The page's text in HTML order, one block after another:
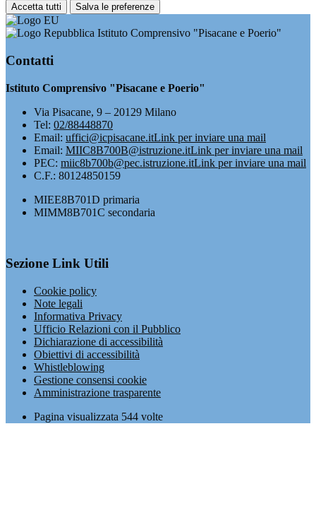
Accetta tutti Salva le preferenze
Istituto Comprensivo "Pisacane e Poerio"
Contatti
Istituto Comprensivo "Pisacane e Poerio"
Via Pisacane, 9 – 20129 Milano
Tel: 02/88448870
Email: uffici@icpisacane.itLink per inviare una mail
Email: MIIC8B700B@istruzione.itLink per inviare una mail
PEC: miic8b700b@pec.istruzione.itLink per inviare una mail
C.F.: 80124850159
MIEE8B701D primaria
MIMM8B701C secondaria
Sezione Link Utili
Cookie policy
Note legali
Informativa Privacy
Ufficio Relazioni con il Pubblico
Dichiarazione di accessibilità
Obiettivi di accessibilità
Whistleblowing
Gestione consensi cookie
Amministrazione trasparente
Pagina visualizzata 544 volte